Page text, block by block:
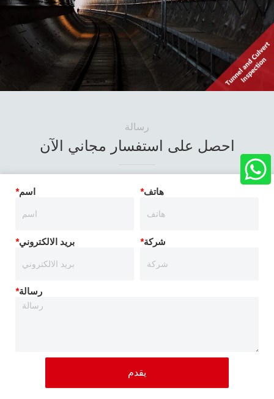
رسالة
احصل على استفسار مجاني الآن
*اسم *هاتف
*بريد الالكتروني *شركة
*رسالة
يقدم